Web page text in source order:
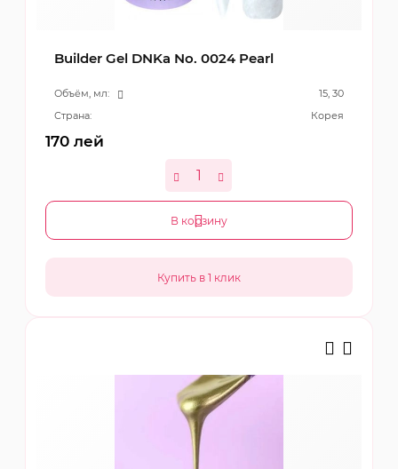
Builder Gel DNKa No. 0024 Pearl
Объём, мл:
15, 30
Страна:
Корея
170 лей
В корзину